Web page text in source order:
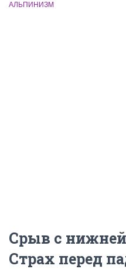
АЛЬПИНИЗМ
Срыв с
Страх перед